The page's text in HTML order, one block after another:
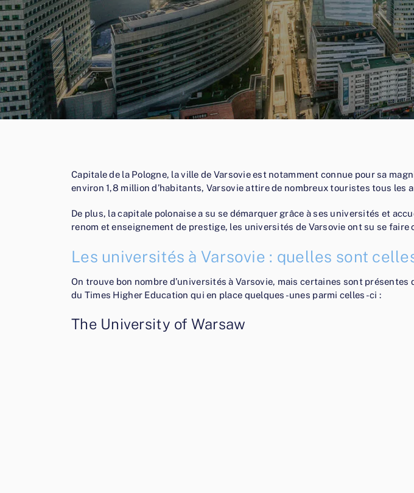
Capitale de la Pologne, la ville de Varsovie est notamment connue pour sa
environ 1,8 million d’habitants, Varsovie attire de nombreux touristes tous les
De plus, la capitale polonaise a su se démarquer grâce à ses universités et
renom et enseignement de prestige, les universités de Varsovie ont su se faire
Les universités à Varsovie : quelles sont
On trouve bon nombre d’universités à Varsovie, mais certaines sont
du Times Higher Education qui en place quelques-unes parmi celles-ci :
The University of Warsaw